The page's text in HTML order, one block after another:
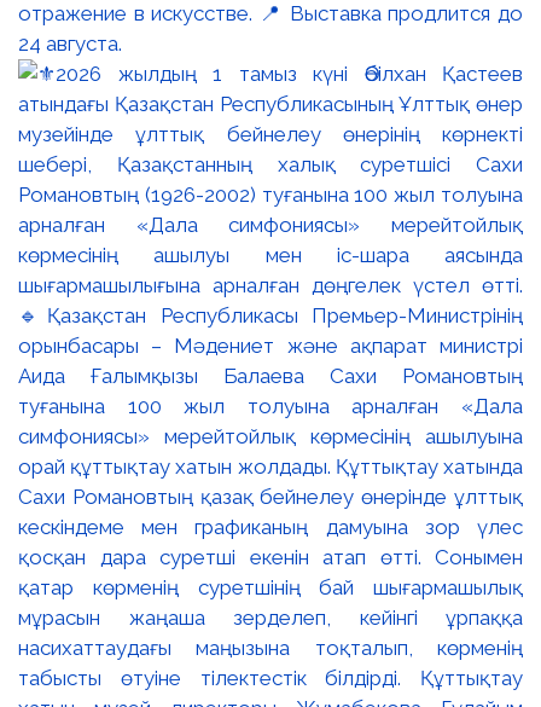
отражение в искусстве. 📍 Выставка продлится до
24 августа.